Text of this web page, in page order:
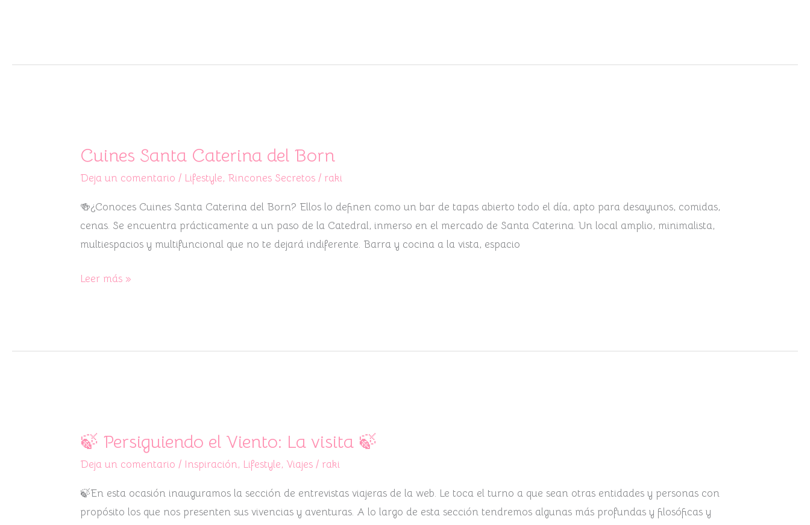
Cuines Santa Caterina del Born
Deja un comentario / Lifestyle, Rincones Secretos / raki
🍻¿Conoces Cuines Santa Caterina del Born? Ellos lo definen como un bar de tapas abierto todo el día, apto para desayunos, comidas,
cenas. Se encuentra prácticamente a un paso de la Catedral, inmerso en el mercado de Santa Caterina. Un local amplio, minimalista,
multiespacios y multifuncional que no te dejará indiferente. Barra y cocina a la vista, espacio
Santa
Caterina
del
Born
Leer más »
🍃 Persiguiendo el Viento: La visita 🍃
Deja un comentario / Inspiración, Lifestyle,Viajes / raki
🍃En esta ocasión inauguramos la sección de entrevistas viajeras de la web. Le toca el turno a que sean otras entidades y personas con
propósito los que nos presenten sus vivencias y aventuras. A lo largo de esta sección tendremos algunas más profundas y filosóficas y
Persiguiendo
el
Viento:
La
visita